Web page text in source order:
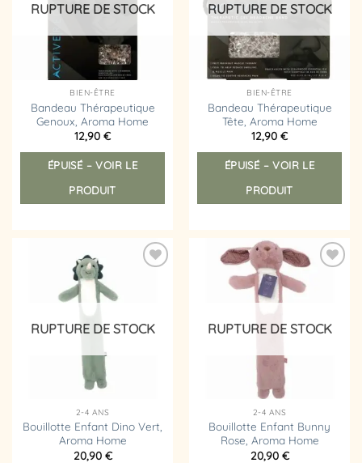
RUPTURE DE STOCK
BIEN-ÊTRE
Bandeau Thérapeutique
Genoux, Aroma Home
12,90 €
ÉPUISÉ – VOIR LE
PRODUIT
RUPTURE DE STOCK
BIEN-ÊTRE
Bandeau Thérapeutique
Tête, Aroma Home
12,90 €
ÉPUISÉ – VOIR LE
PRODUIT
RUPTURE DE STOCK
2-4 ANS
Bouillotte Enfant Dino Vert,
Aroma Home
20,90 €
RUPTURE DE STOCK
2-4 ANS
Bouillotte Enfant Bunny
Rose, Aroma Home
20,90 €